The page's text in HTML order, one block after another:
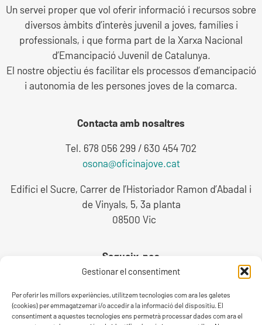
Gestionar el consentiment
Per oferir les millors experiències, utilitzem tecnologies com ara les galetes
(cookies) per emmagatzemar i/o accedir a la informació del dispositiu. El
consentiment a aquestes tecnologies ens permetrà processar dades com ara el
Un servei proper que vol oferir informació i recursos sobre
diversos àmbits d’interès juvenil a joves, famílies i
professionals, i que forma part de la Xarxa Nacional
d’Emancipació Juvenil de Catalunya.
El nostre objectiu és facilitar els processos d’emancipació
i autonomia de les persones joves de la comarca.
Contacta amb nosaltres
Tel. 678 056 299 / 630 454 702
osona@oficinajove.cat
Edifici el Sucre, Carrer de l’Historiador Ramon d’Abadal i
de Vinyals, 5, 3a planta
08500 Vic
Sequeix-nos